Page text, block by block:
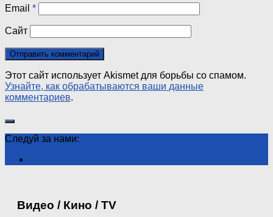
Email *
Сайт
Этот сайт использует Akismet для борьбы со спамом.
Узнайте, как обрабатываются ваши данные
комментариев.
Следуй за нами:
Видео / Кино / TV